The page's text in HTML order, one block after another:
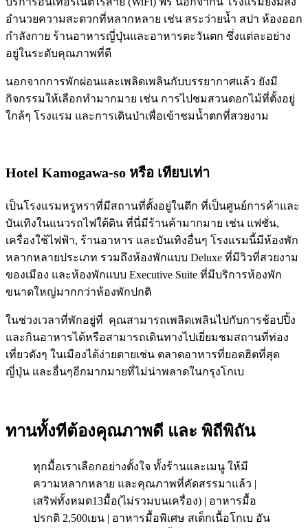
อำนวยความสะดวกที่หลากหลาย เช่น สระว่ายน้ำ สปา ห้องออก
กำลังกาย ร้านอาหารญี่ปุ่นและอาหารตะวันตก ซึ่งแต่ละอย่าง
อยู่ในระดับคุณภาพที่ดี
นอกจากการพักผ่อนและเพลิดเพลินกับบรรยากาศแล้ว ยังมี
กิจกรรมให้เลือกทำมากมาย เช่น การไปชมสวนดอกไม้ที่ตั้งอยู่
ใกล้ๆ โรงแรม และการเดินป่าเพื่อเข้าชมน้ำตกที่สวยงาม
Hotel Kamogawa-so หรือ เทียบเท่า
เป็นโรงแรมหรูหราที่มีสถานที่ตั้งอยู่ในตึก ที่เป็นศูนย์การค้าและ
บันเทิงในแนวรถไฟใต้ดิน ที่นี่มีร้านค้ามากมาย เช่น แฟชั่น,
เครื่องใช้ไฟฟ้า, ร้านอาหาร และบันเทิงอื่นๆ โรงแรมนี้มีห้องพัก
หลากหลายประเภท รวมถึงห้องพักแบบ Deluxe ที่มีวิวที่สวยงาม
ของเมือง และห้องพักแบบ Executive Suite ที่มีบริการห้องพัก
ขนาดใหญ่มากกว่าห้องพักปกติ
ในช่วงเวลาที่พักอยู่ที่ คุณสามารถเพลิดเพลินไปกับการช้อปปิ้ง
และกินอาหารได้หรือสามารถเดินทางไปเยี่ยมชมสถานที่ท่อง
เที่ยวดังๆ ในเมืองได้ง่ายดายเช่น ตลาดอาหารที่ยอดฮิตที่สุด
ญี่ปุ่น และอื่นๆอีกมากมายที่ไม่น่าพลาดในกรุงโกเบ
ทานทั้งทีต้องคุณภาพดี และ พิถีพิถัน
ทุกมื้อเราเลือกอย่างตั้งใจ ทั้งร้านและเมนู ให้มี
ความหลากหลาย และคุณภาพที่คัดสรรมาแล้ว |
เสริฟทั้งหมด13มื้อ(ไม่รวมบนเครื่อง) | อาหารมื้อ
ปรกติ 2,500เยน | อาหารมื้อพิเศษ สเต็กเนื้อโกเบ อัน